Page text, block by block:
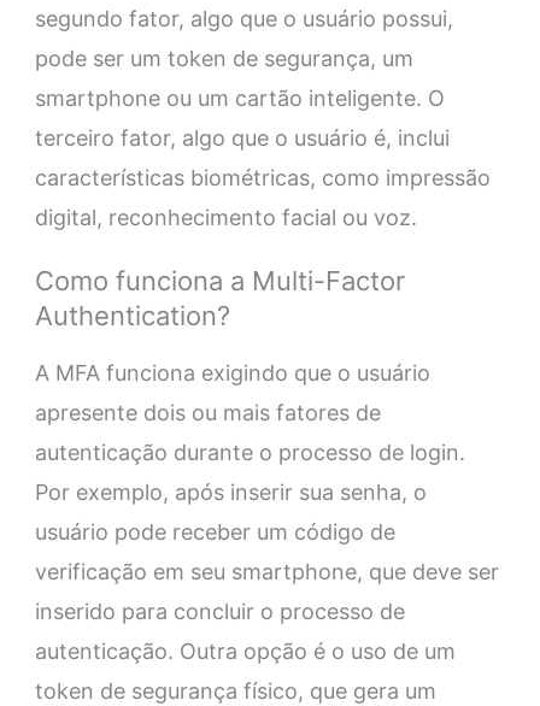
segundo fator, algo que o usuário possui,
pode ser um token de segurança, um
smartphone ou um cartão inteligente. O
terceiro fator, algo que o usuário é, inclui
características biométricas, como impressão
digital, reconhecimento facial ou voz.
Como funciona a Multi-Factor
Authentication?
A MFA funciona exigindo que o usuário
apresente dois ou mais fatores de
autenticação durante o processo de login.
Por exemplo, após inserir sua senha, o
usuário pode receber um código de
verificação em seu smartphone, que deve ser
inserido para concluir o processo de
autenticação. Outra opção é o uso de um
token de segurança físico, que gera um